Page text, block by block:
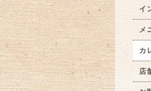
イ
メ
カ
店